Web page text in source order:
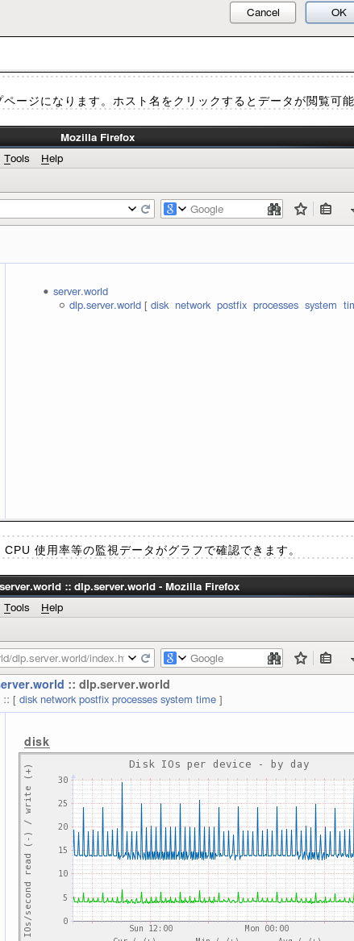
ージになります。ホスト名をクリックするとデータが閲覧可
使用率等の監視データがグラフで確認できます。